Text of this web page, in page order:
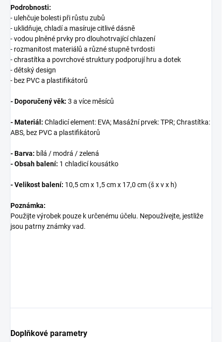
Podrobnosti:
- ulehčuje bolesti při růstu zubů
- uklidňuje, chladí a masíruje citlivé dásně
- vodou plněné prvky pro dlouhotrvající chlazení
- rozmanitost materiálů a různé stupně tvrdosti
- chrastítka a povrchové struktury podporují hru a dotek
- dětský design
- bez PVC a plastifikátorů
- Doporučený věk: 3 a více měsíců
- Materiál: Chladicí element: EVA; Masážní prvek: TPR; Chrastítka:
ABS, bez PVC a plastifikátorů
- Barva: bílá / modrá / zelená
- Obsah balení: 1 chladicí kousátko
- Velikost balení: 10,5 cm x 1,5 cm x 17,0 cm (š x v x h)
Poznámka:
Použijte výrobek pouze k určenému účelu. Nepoužívejte, jestliže
jsou patrny známky vad.
Doplňkové parametry